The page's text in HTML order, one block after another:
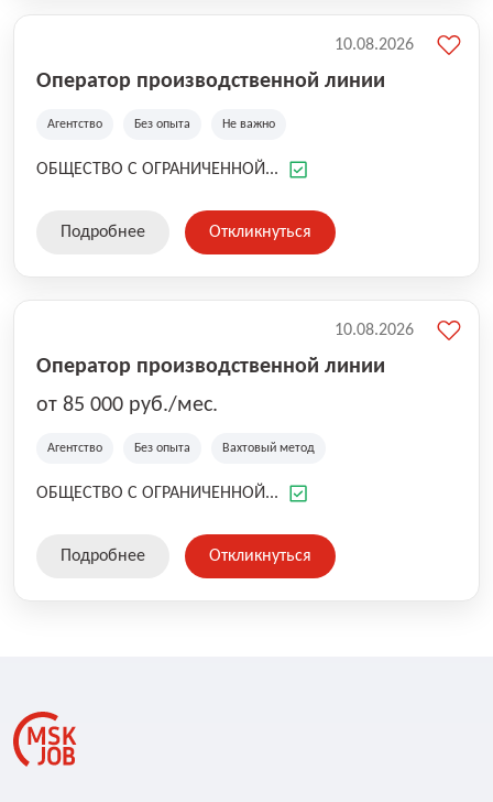
Оператор производственной линии
Агентство Без опыта Не важно
ОБЩЕСТВО С ОГРАНИЧЕННОЙ...
10.08.2026
Подробнее Откликнуться
Оператор производственной линии
от 85 000 руб./мес.
Агентство Без опыта Вахтовый метод
ОБЩЕСТВО С ОГРАНИЧЕННОЙ...
10.08.2026
Подробнее Откликнуться